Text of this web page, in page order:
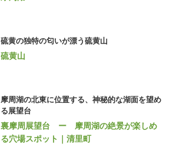
硫黄の独特の匂いが漂う硫黄山
硫黄山
摩周湖の北東に位置する、神秘的な湖面を望め
る展望台
裏摩周展望台 ー 摩周湖の絶景が楽しめ
る穴場スポット｜清里町